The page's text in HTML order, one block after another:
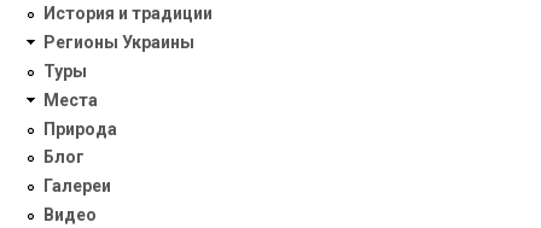
История и традиции
Регионы Украины
Туры
Места
Природа
Блог
Галереи
Видео